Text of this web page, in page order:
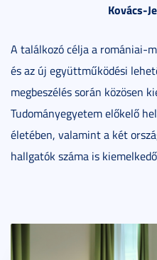
Kovács-
A találkozó célja a romániai-
és az új együttműködési
megbeszélés során közösen
Tudományegyetem előkelő
életében, valamint a két
hallgatók száma is